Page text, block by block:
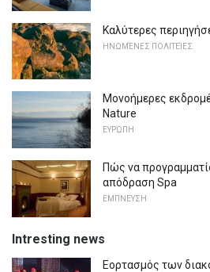
Καλύτερες
ΗΝΩΜΈΝΕΣ ΠΟΛΙΤΕΊΕΣ
Μονοήμερες
Nature
ΕΥΡΏΠΗ
Πώς να
απόδραση Spa
ΕΜΠΝΕΥΣΗ
Intresting news
Εορτασμός των